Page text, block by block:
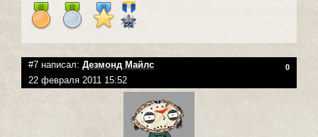
#7 написал: Дезмонд Майлс 0
22 февраля 2011 15:52